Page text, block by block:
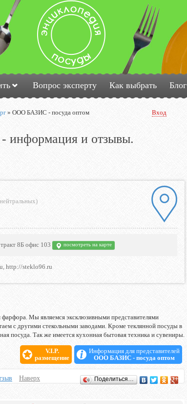
Вопрос эксперту Как выбрать Блог
» ООО БАЗИС - посуда оптом Вход
и отзывы.
)
8Б офис 103 посмотреть на карте
http://steklo96.ru
Мы являемся эксклюзивными представителями
с другими стекольными заводами. Кроме теклянной посуды в
посуда. Так же имеется кухонная бытовая техника и сувениры.
V.I.P.
размещение
Информация для представителей
ООО БАЗИС - посуда оптом
Наверх Поделиться…